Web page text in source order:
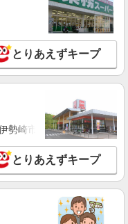
とりあえずキープ
勢崎市・太田市・館林市
とりあえずキープ